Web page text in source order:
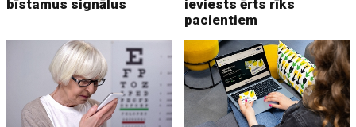
bīstamus signālus
ieviests ērts rīks
pacientiem